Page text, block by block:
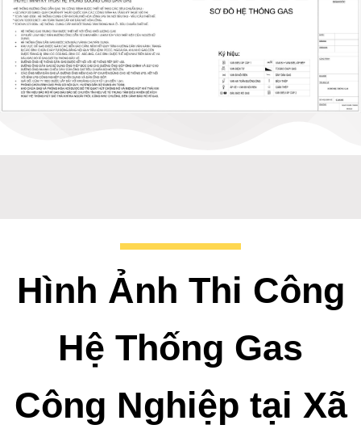
Hình Ảnh Thi Công
Hệ Thống Gas
Công Nghiệp tại Xã